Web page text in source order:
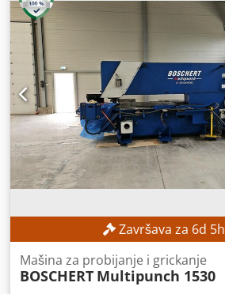
Završava za 6d 5h
Mašina za probijanje i grickanje
BOSCHERT Multipunch 1530